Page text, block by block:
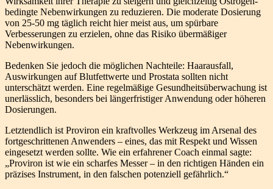
bedingte Nebenwirkungen zu reduzieren. Die moderate Dosierung
von 25-50 mg täglich reicht hier meist aus, um spürbare
Verbesserungen zu erzielen, ohne das Risiko übermäßiger
Nebenwirkungen.
Bedenken Sie jedoch die möglichen Nachteile: Haarausfall,
Auswirkungen auf Blutfettwerte und Prostata sollten nicht
unterschätzt werden. Eine regelmäßige Gesundheitsüberwachung ist
unerlässlich, besonders bei längerfristiger Anwendung oder höheren
Dosierungen.
Letztendlich ist Proviron ein kraftvolles Werkzeug im Arsenal des
fortgeschrittenen Anwenders – eines, das mit Respekt und Wissen
eingesetzt werden sollte. Wie ein erfahrener Coach einmal sagte:
„Proviron ist wie ein scharfes Messer – in den richtigen Händen ein
präzises Instrument, in den falschen potenziell gefährlich.“